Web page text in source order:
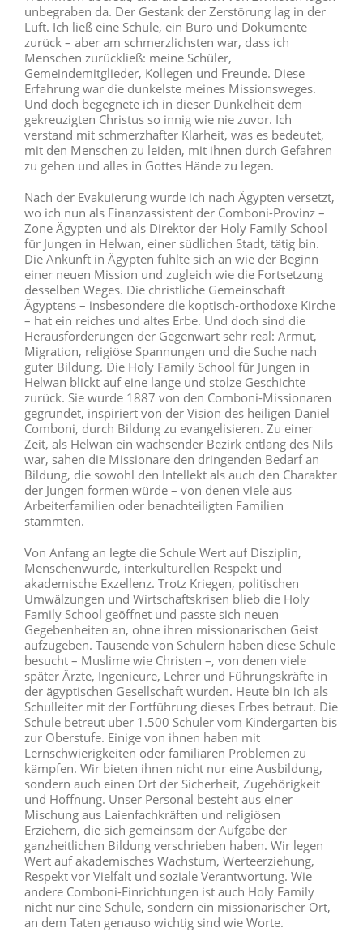
unbegraben da. Der Gestank der Zerstörung lag in der
Luft. Ich ließ eine Schule, ein Büro und Dokumente
zurück – aber am schmerzlichsten war, dass ich
Menschen zurückließ: meine Schüler,
Gemeindemitglieder, Kollegen und Freunde. Diese
Erfahrung war die dunkelste meines Missionsweges.
Und doch begegnete ich in dieser Dunkelheit dem
gekreuzigten Christus so innig wie nie zuvor. Ich
verstand mit schmerzhafter Klarheit, was es bedeutet,
mit den Menschen zu leiden, mit ihnen durch Gefahren
zu gehen und alles in Gottes Hände zu legen.
Nach der Evakuierung wurde ich nach Ägypten versetzt,
wo ich nun als Finanzassistent der Comboni-Provinz –
Zone Ägypten und als Direktor der Holy Family School
für Jungen in Helwan, einer südlichen Stadt, tätig bin.
Die Ankunft in Ägypten fühlte sich an wie der Beginn
einer neuen Mission und zugleich wie die Fortsetzung
desselben Weges. Die christliche Gemeinschaft
Ägyptens – insbesondere die koptisch-orthodoxe Kirche
– hat ein reiches und altes Erbe. Und doch sind die
Herausforderungen der Gegenwart sehr real: Armut,
Migration, religiöse Spannungen und die Suche nach
guter Bildung. Die Holy Family School für Jungen in
Helwan blickt auf eine lange und stolze Geschichte
zurück. Sie wurde 1887 von den Comboni-Missionaren
gegründet, inspiriert von der Vision des heiligen Daniel
Comboni, durch Bildung zu evangelisieren. Zu einer
Zeit, als Helwan ein wachsender Bezirk entlang des Nils
war, sahen die Missionare den dringenden Bedarf an
Bildung, die sowohl den Intellekt als auch den Charakter
der Jungen formen würde – von denen viele aus
Arbeiterfamilien oder benachteiligten Familien
stammten.
Von Anfang an legte die Schule Wert auf Disziplin,
Menschenwürde, interkulturellen Respekt und
akademische Exzellenz. Trotz Kriegen, politischen
Umwälzungen und Wirtschaftskrisen blieb die Holy
Family School geöffnet und passte sich neuen
Gegebenheiten an, ohne ihren missionarischen Geist
aufzugeben. Tausende von Schülern haben diese Schule
besucht – Muslime wie Christen –, von denen viele
später Ärzte, Ingenieure, Lehrer und Führungskräfte in
der ägyptischen Gesellschaft wurden. Heute bin ich als
Schulleiter mit der Fortführung dieses Erbes betraut. Die
Schule betreut über 1.500 Schüler vom Kindergarten bis
zur Oberstufe. Einige von ihnen haben mit
Lernschwierigkeiten oder familiären Problemen zu
kämpfen. Wir bieten ihnen nicht nur eine Ausbildung,
sondern auch einen Ort der Sicherheit, Zugehörigkeit
und Hoffnung. Unser Personal besteht aus einer
Mischung aus Laienfachkräften und religiösen
Erziehern, die sich gemeinsam der Aufgabe der
ganzheitlichen Bildung verschrieben haben. Wir legen
Wert auf akademisches Wachstum, Werteerziehung,
Respekt vor Vielfalt und soziale Verantwortung. Wie
andere Comboni-Einrichtungen ist auch Holy Family
nicht nur eine Schule, sondern ein missionarischer Ort,
an dem Taten genauso wichtig sind wie Worte.